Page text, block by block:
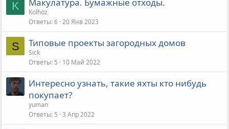
K
Kolhoz
Ответы 6 20 Янв 2023
S Типовые проекты загородных домов
Sick
Ответы 5 10 Май 2022
Интересно узнать, такие яхты кто нибудь
покупает?
yuman
Ответы 5 3 Апр 2022